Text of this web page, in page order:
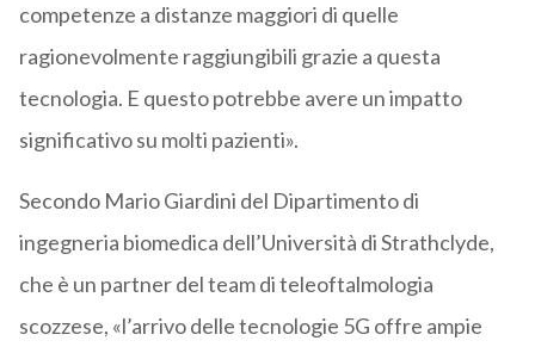
competenze a distanze maggiori di quelle
ragionevolmente raggiungibili grazie a questa
tecnologia. E questo potrebbe avere un impatto
significativo su molti pazienti».
Secondo Mario Giardini del Dipartimento di
ingegneria biomedica dell’Università di Strathclyde,
che è un partner del team di teleoftalmologia
scozzese, «l’arrivo delle tecnologie 5G offre ampie